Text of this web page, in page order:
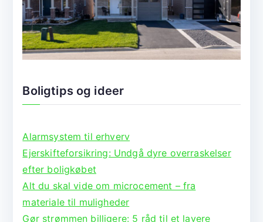
Boligtips og ideer
Alarmsystem til erhverv
Ejerskifteforsikring: Undgå dyre overraskelser
efter boligkøbet
Alt du skal vide om microcement – fra
materiale til muligheder
Gør strømmen billigere: 5 råd til et lavere